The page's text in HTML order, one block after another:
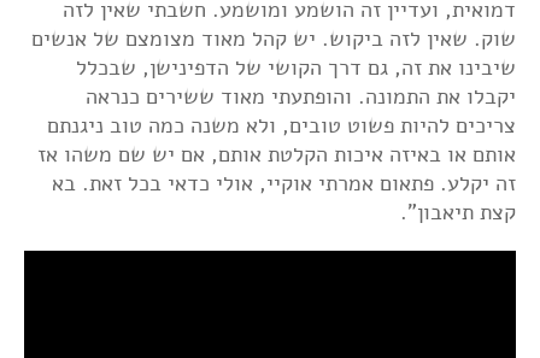
דמואית, ועדיין זה הושמע ומושמע. חשבתי שאין לזה
שוק. שאין לזה ביקוש. יש קהל מאוד מצומצם של אנשים
שיבינו את זה, גם דרך הקושי של הדפינישן, שבכלל
יקבלו את התמונה. והופתעתי מאוד ששירים כנראה
צריכים להיות פשוט טובים, ולא משנה כמה טוב ניגנתם
אותם או באיזה איכות הקלטת אותם, אם יש שם משהו אז
זה יקלע. פתאום אמרתי אוקיי, אולי כדאי בכל זאת. בא
קצת תיאבון".